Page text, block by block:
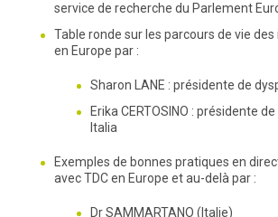
service de recherche du Parlement
Table ronde sur les parcours de vie des
en Europe par :
Sharon LANE : présidente de
Erika CERTOSINO : présidente
Italia
Exemples de bonnes pratiques en
avec TDC en Europe et au-delà par :
Dr SAMMARTANO (Italie)